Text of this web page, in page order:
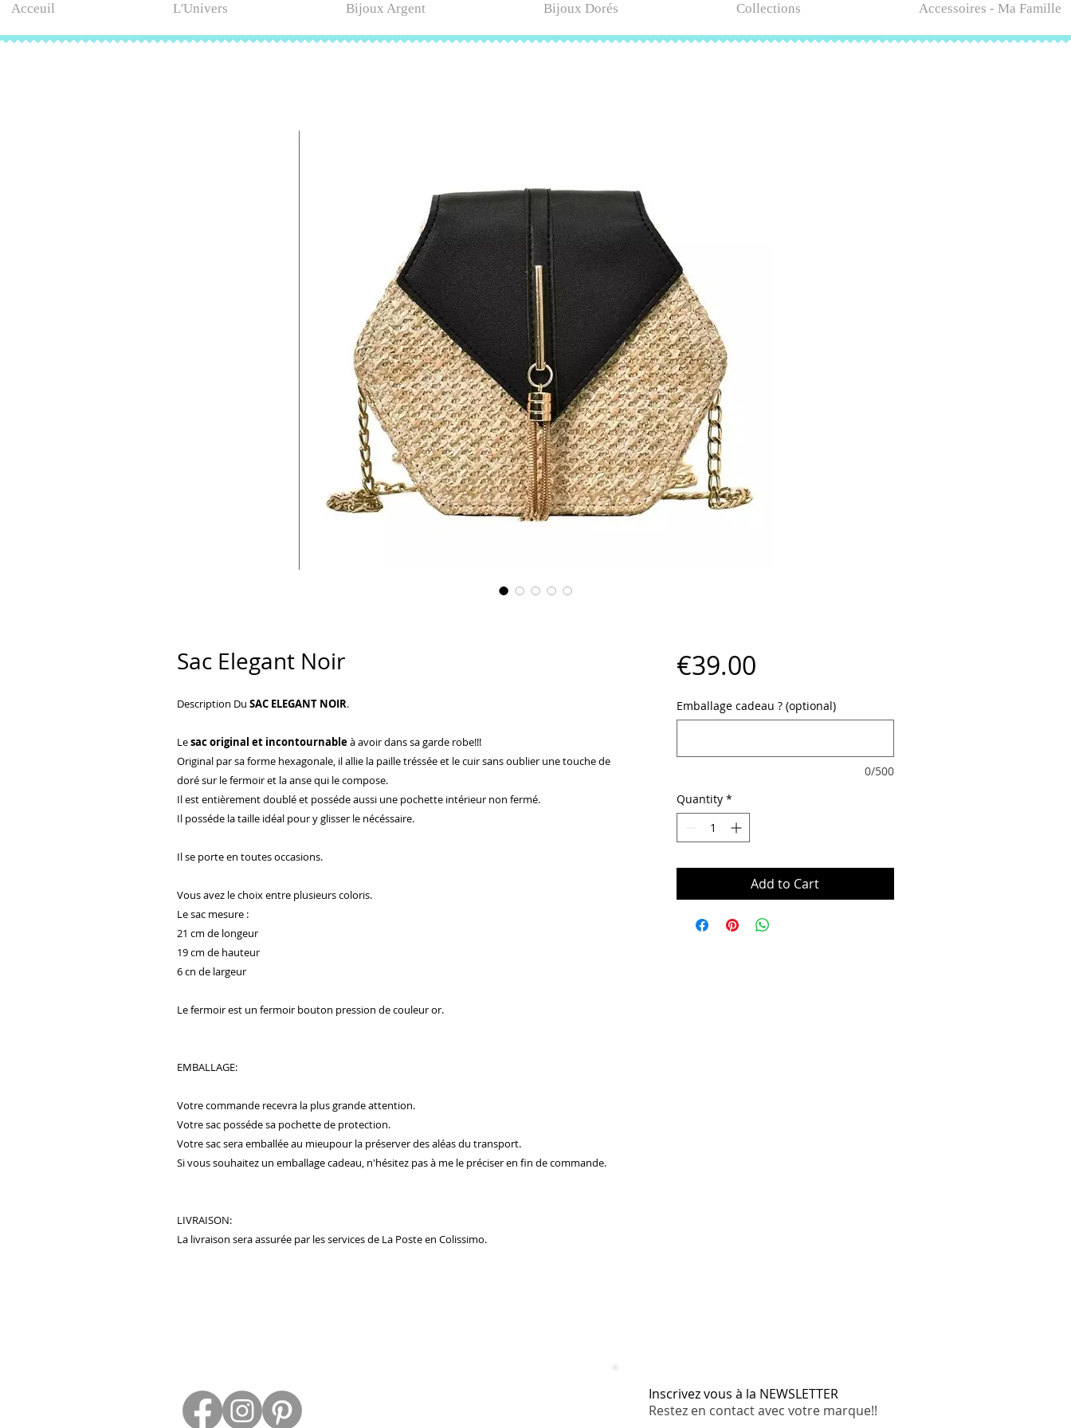
Acceuil L'Univers Bijoux Argent Bijoux Dorés Collections Accessoires - Ma Famille
Sac Elegant Noir
Description Du SAC ELEGANT NOIR.
Lesac original et incontournableà avoir dans sa garde robe!!!
Original par sa forme hexagonale, il allie la paille tréssée et le cuir sans oublier une touche de
doré sur le fermoir et la anse qui le compose.
Il est entièrement doublé et posséde aussi une pochette intérieur non fermé.
Il posséde la taille idéal pour y glisser le nécéssaire.
Il se porte en toutes occasions.
Vous avez le choix entre plusieurs coloris.
Le sac mesure :
21 cm de longeur
19 cm de hauteur
6 cn de largeur
Le fermoir est un fermoir bouton pression de couleur or.
EMBALLAGE:
Votre commande recevra la plus grande attention.
Votre sac posséde sa pochette de protection.
Votre sac sera emballée au mieupour la préserver des aléas du transport.
Si vous souhaitez un emballage cadeau, n'hésitez pas à me le préciser en fin de commande.
LIVRAISON:
La livraison sera assurée par les services de La Poste en Colissimo.
€39.00Price
Emballage cadeau ? (optional)
0/500
Quantity *
Add to Cart
Inscrivez vous à la NEWSLETTER
Restez en contact avec votre marque!!